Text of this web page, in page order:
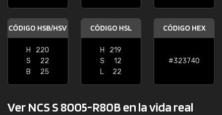
CÓDIGO HSB/HSV
H
220
S
22
B
25
CÓDIGO HSL
H
219
S
12
L
22
CÓDIGO HEX
#323740
Ver NCS S 8005-R80B en la vida real